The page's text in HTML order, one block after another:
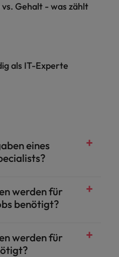
Gehalt - was zählt
als IT-Experte
eines
werden für
benötigt?
werden für